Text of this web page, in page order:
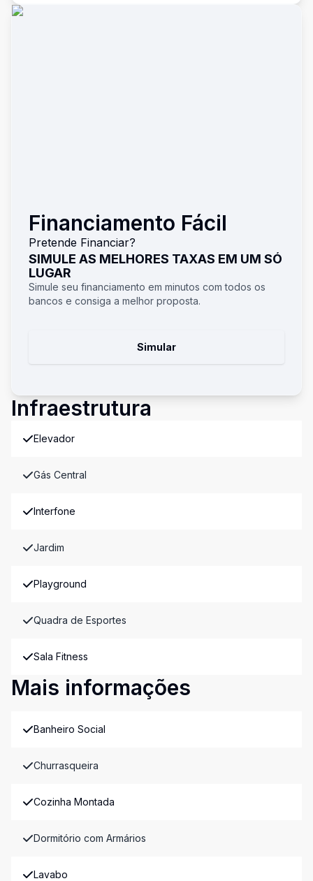
Financiamento Fácil
Pretende Financiar?
SIMULE AS MELHORES TAXAS EM UM SÓ
LUGAR
Simule seu financiamento em minutos com todos os
bancos e consiga a melhor proposta.
Simular
Infraestrutura
Elevador
Gás Central
Interfone
Jardim
Playground
Quadra de Esportes
Sala Fitness
Mais informações
Banheiro Social
Churrasqueira
Cozinha Montada
Dormitório com Armários
Lavabo